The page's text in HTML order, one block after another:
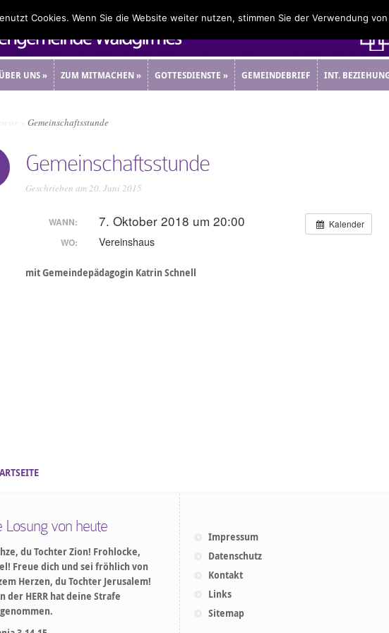
ÜBER UNS» ZUM MITMACHEN» GOTTESDIENSTE » GEMEINDEBRIEF INT.
Gemeinschaftsstunde
Gemeinschaftsstunde
Geschrieben am 20. Juni 2015
Kalender
WANN: 7. Oktober 2018 um 20:00
WO: Vereinshaus
mit Gemeindepädagogin Katrin Schnell
Losung von heute
du Tochter Zion! Frohlocke,
Freue dich und sei fröhlich von
Herzen, du Tochter Jerusalem!
der HERR hat deine Strafe
Impressum
Datenschutz
Kontakt
Links
Sitemap
Cookies. Wenn Sie die Website weiter nutzen, stimmen Sie der Verwendung